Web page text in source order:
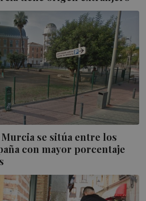
se sitúa entre los
con mayor porcentaje